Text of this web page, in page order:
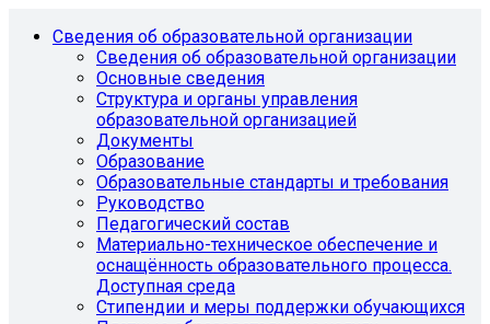
Сведения об образовательной организации
Сведения об образовательной организации
Основные сведения
Структура и органы управления
образовательной организацией
Документы
Образование
Образовательные стандарты и требования
Руководство
Педагогический состав
Материально-техническое обеспечение и
оснащённость образовательного процесса.
Доступная среда
Стипендии и меры поддержки обучающихся